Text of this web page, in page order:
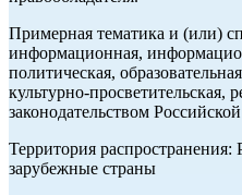
Примерная тематика и (или)
информационная,
политическая,
культурно-просветительская,
законодательством
Территория распространения:
зарубежные страны